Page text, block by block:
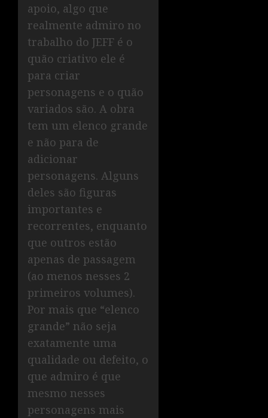
apoio, algo que
realmente admiro no
trabalho do JEFF é o
quão criativo ele é
para criar
personagens e o quão
variados são. A obra
tem um elenco grande
e não para de
adicionar
personagens. Alguns
deles são figuras
importantes e
recorrentes, enquanto
que outros estão
apenas de passagem
(ao menos nesses 2
primeiros volumes).
Por mais que “elenco
grande” não seja
exatamente uma
qualidade ou defeito, o
que admiro é que
mesmo nesses
personagens mais